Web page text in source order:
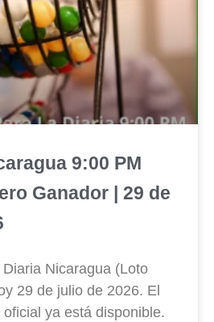
9:00 PM
Ganador | 29 de
Nicaragua (Loto
29 de julio de 2026. El
ya está disponible.